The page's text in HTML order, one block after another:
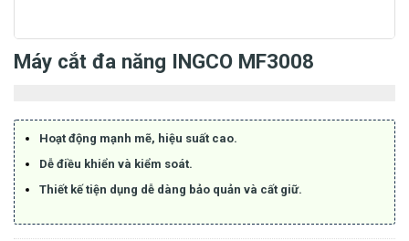
Máy cắt đa năng INGCO MF3008
Hoạt động mạnh mẽ, hiệu suất cao.
Dễ điều khiển và kiểm soát.
Thiết kế tiện dụng dễ dàng bảo quản và cất giữ.